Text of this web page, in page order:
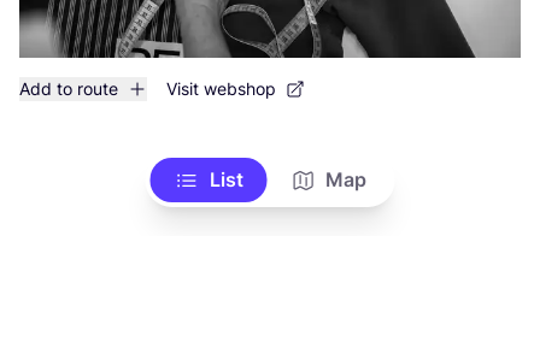
Add to route Visit webshop
List Map